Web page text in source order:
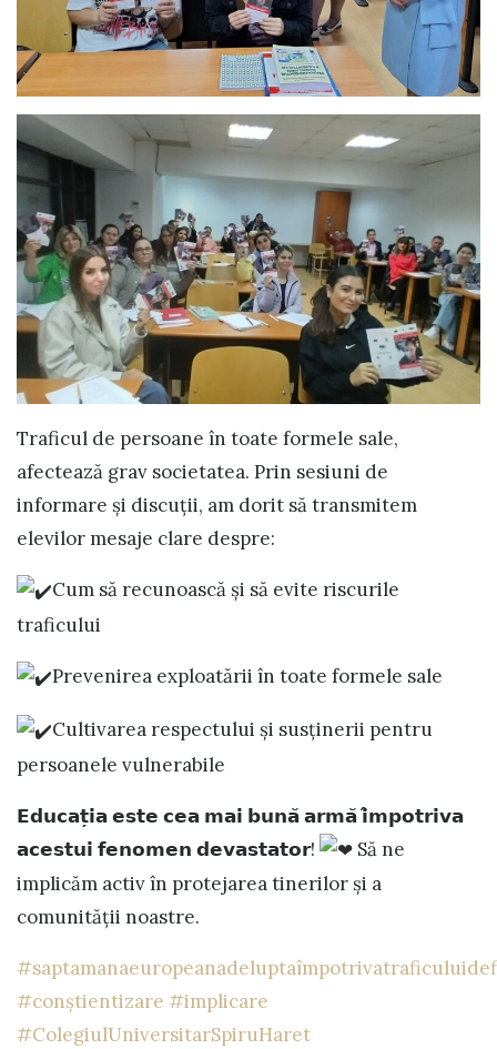
Traficul de persoane în toate formele sale,
afectează grav societatea. Prin sesiuni de
informare și discuții, am dorit să transmitem
elevilor mesaje clare despre:
Cum să recunoască și să evite riscurile
traficului
Prevenirea exploatării în toate formele sale
Cultivarea respectului și susținerii pentru
persoanele vulnerabile
𝗘𝗱𝘂𝗰𝗮𝘁̦𝗶𝗮 𝗲𝘀𝘁𝗲 𝗰𝗲𝗮 𝗺𝗮𝗶 𝗯𝘂𝗻𝗮̆ 𝗮𝗿𝗺𝗮̆ 𝗶̂𝗺𝗽𝗼𝘁𝗿𝗶𝘃𝗮
𝗮𝗰𝗲𝘀𝘁𝘂𝗶 𝗳𝗲𝗻𝗼𝗺𝗲𝗻 𝗱𝗲𝘃𝗮𝘀𝘁𝗮𝘁𝗼𝗿!
Să ne
implicăm activ în protejarea tinerilor și a
comunității noastre.
#conștientizare #implicare
#ColegiulUniversitarSpiruHaret